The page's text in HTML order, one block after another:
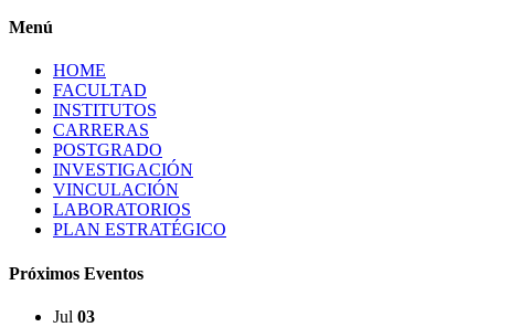
Menú
HOME
FACULTAD
INSTITUTOS
CARRERAS
POSTGRADO
INVESTIGACIÓN
VINCULACIÓN
LABORATORIOS
PLAN ESTRATÉGICO
Próximos Eventos
Jul 03